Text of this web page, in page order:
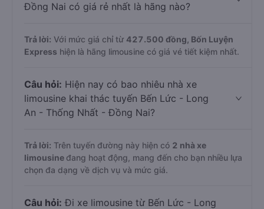
Đồng Nai có giá rẻ nhất là hãng nào?
Trả lời: Với mức giá chỉ từ 427.500 đồng, Bốn Luyện
Express hiện là hãng limousine có giá vé tiết kiệm nhất.
Câu hỏi: Hiện nay có bao nhiêu nhà xe
limousine khai thác tuyến Bến Lức - Long
An - Thống Nhất - Đồng Nai?
Trả lời: Trên tuyến đường này hiện có 2 nhà xe
limousine đang hoạt động, mang đến cho bạn nhiều lựa
chọn đa dạng về dịch vụ và mức giá.
Câu hỏi: Đi xe limousine từ Bến Lức - Long